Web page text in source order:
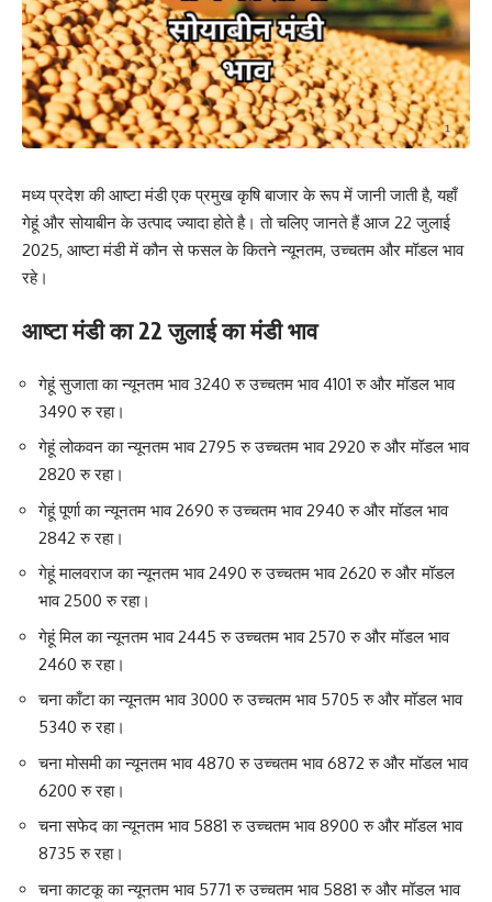
मध्य प्रदेश की आष्टा मंडी एक प्रमुख कृषि बाजार के रूप में जानी जाती है, यहाँ
गेहूं और सोयाबीन के उत्पाद ज्यादा होते है। तो चलिए जानते हैं आज 22 जुलाई
2025, आष्टा मंडी में कौन से फसल के कितने न्यूनतम, उच्चतम और मॉडल भाव
रहे।
आष्टा मंडी का 22 जुलाई का मंडी भाव
गेहूं सुजाता का न्यूनतम भाव 3240 रु उच्चतम भाव 4101 रु और मॉडल भाव
3490 रु रहा।
गेहूं लोकवन का न्यूनतम भाव 2795 रु उच्चतम भाव 2920 रु और मॉडल भाव
2820 रु रहा।
गेहूं पूर्णा का न्यूनतम भाव 2690 रु उच्चतम भाव 2940 रु और मॉडल भाव
2842 रु रहा।
गेहूं मालवराज का न्यूनतम भाव 2490 रु उच्चतम भाव 2620 रु और मॉडल
भाव 2500 रु रहा।
गेहूं मिल का न्यूनतम भाव 2445 रु उच्चतम भाव 2570 रु और मॉडल भाव
2460 रु रहा।
चना काँटा का न्यूनतम भाव 3000 रु उच्चतम भाव 5705 रु और मॉडल भाव
5340 रु रहा।
चना मोसमी का न्यूनतम भाव 4870 रु उच्चतम भाव 6872 रु और मॉडल भाव
6200 रु रहा।
चना सफेद का न्यूनतम भाव 5881 रु उच्चतम भाव 8900 रु और मॉडल भाव
8735 रु रहा।
चना काटकू का न्यूनतम भाव 5771 रु उच्चतम भाव 5881 रु और मॉडल भाव